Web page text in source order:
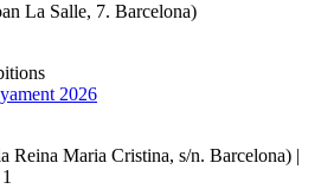
La Salle, 7. Barcelona)
2026
Reina Maria Cristina, s/n. Barcelona) |